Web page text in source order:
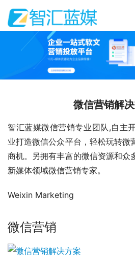
微信营销解
智汇蓝媒微信营销专业团队,自主
业打造微信公众平台，轻松玩转微
商机。另拥有丰富的微信资源和众
新媒体领域微信营销专家。
Weixin Marketing
微信营销